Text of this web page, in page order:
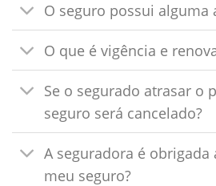
O seguro possui alguma
O que é vigência e
Se o segurado atrasar o
seguro será cancelado?
A seguradora é obrigada
meu seguro?